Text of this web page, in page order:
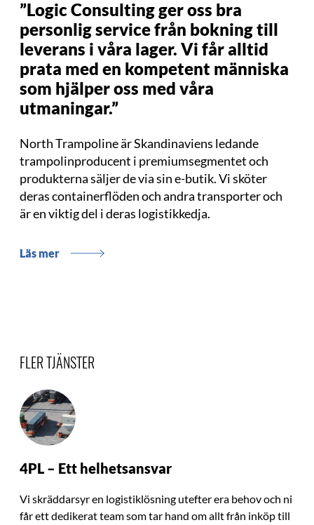
”Logic Consulting ger oss bra
personlig service från bokning till
leverans i våra lager. Vi får alltid
prata med en kompetent människa
som hjälper oss med våra
utmaningar.”
North Trampoline är Skandinaviens ledande
trampolinproducent i premiumsegmentet och
produkterna säljer de via sin e-butik. Vi sköter
deras containerflöden och andra transporter och
är en viktig del i deras logistikkedja.
Läs mer
FLER TJÄNSTER
4PL – Ett helhetsansvar
Vi skräddarsyr en logistiklösning utefter era behov och ni
får ett dedikerat team som tar hand om allt från inköp till